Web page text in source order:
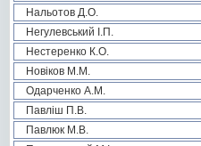
Нальотов Д.О.
Негулевський І.П.
Нестеренко К.О.
Новіков М.М.
Одарченко А.М.
Павліш П.В.
Павлюк М.В.